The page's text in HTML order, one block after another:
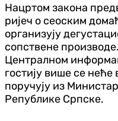
Нацртом закона
ријеч о сеоским
организују
сопствене
Централном
гостију више се
поручују из
Републике Српске.